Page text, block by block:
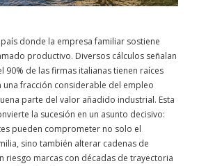
donde la empresa familiar sostiene
productivo. Diversos cálculos señalan
90% de las firmas italianas tienen raíces
fracción considerable del empleo
parte del valor añadido industrial. Esta
la sucesión en un asunto decisivo:
pueden comprometer no solo el
sino también alterar cadenas de
riesgo marcas con décadas de trayectoria